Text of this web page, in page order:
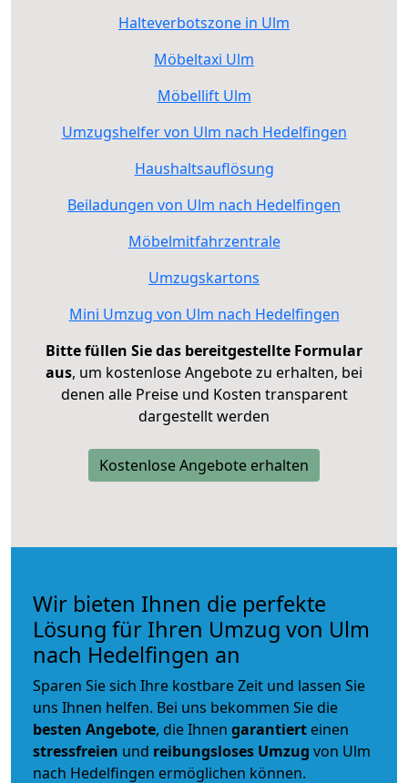
Halteverbotszone in Ulm
Möbeltaxi Ulm
Möbellift Ulm
Umzugshelfer von Ulm nach Hedelfingen
Haushaltsauflösung
Beiladungen von Ulm nach Hedelfingen
Möbelmitfahrzentrale
Umzugskartons
Mini Umzug von Ulm nach Hedelfingen
Bitte füllen Sie das bereitgestellte Formular
aus, um kostenlose Angebote zu erhalten, bei
denen alle Preise und Kosten transparent
dargestellt werden
Kostenlose Angebote erhalten
Wir bieten Ihnen die perfekte
Lösung für Ihren Umzug von Ulm
nach Hedelfingen an
Sparen Sie sich Ihre kostbare Zeit und lassen Sie
uns Ihnen helfen. Bei uns bekommen Sie die
besten Angebote, die Ihnen garantiert einen
stressfreien und reibungsloses Umzug von Ulm
nach Hedelfingen ermöglichen können.